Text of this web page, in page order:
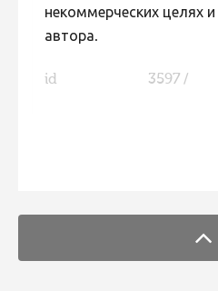
некоммерческих целях
автора.
id 3597 /